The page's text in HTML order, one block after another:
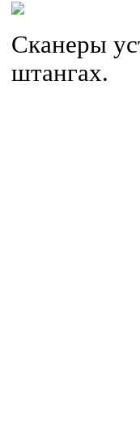
Сканеры
штангах.